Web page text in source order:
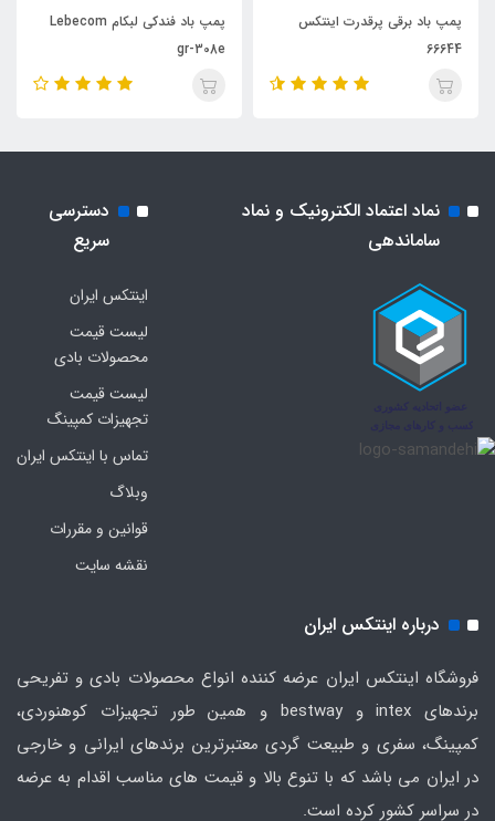
پمپ باد برقی پرقدرت اینتکس
66644
پمپ باد فندکی لبکام Lebecom
gr-308e
نماد اعتماد الکترونیک و نماد
ساماندهی
دسترسی
سریع
اینتکس ایران
لیست قیمت
محصولات بادی
لیست قیمت
تجهیزات کمپینگ
تماس با اینتکس ایران
وبلاگ
قوانین و مقررات
نقشه سایت
درباره اینتکس ایران
فروشگاه اینتکس ایران عرضه کننده انواع محصولات بادی و تفریحی
برندهای intex و bestway و همین طور تجهیزات کوهنوردی،
کمپینگ، سفری و طبیعت گردی معتبرترین برندهای ایرانی و خارجی
در ایران می باشد که با تنوع بالا و قیمت های مناسب اقدام به عرضه
در سراسر کشور کرده است.